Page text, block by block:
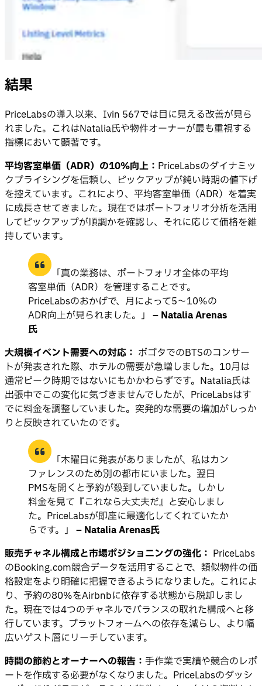
結果
PriceLabsの導入以来、Ivin 567では目に見える改善が見ら
れました。これはNatalia氏や物件オーナーが最も重視する
指標において顕著です。
平均客室単価（ADR）の10%向上： PriceLabsのダイナミッ
クプライシングを信頼し、ピックアップが鈍い時期の値下げ
を控えています。これにより、平均客室単価（ADR）を着実
に成長させてきました。現在ではポートフォリオ分析を活用
してピックアップが順調かを確認し、それに応じて価格を維
持しています。
「真の業務は、ポートフォリオ全体の平均
客室単価（ADR）を管理することです。
PriceLabsのおかげで、月によって5〜10%の
ADR向上が見られました。」 – Natalia Arenas
氏
大規模イベント需要への対応： ボゴタでのBTSのコンサー
トが発表された際、ホテルの需要が急増しました。10月は
通常ピーク時期ではないにもかかわらずです。Natalia氏は
出張中でこの変化に気づきませんでしたが、PriceLabsはす
でに料金を調整していました。突発的な需要の増加がしっか
りと反映されていたのです。
「木曜日に発表がありましたが、私はカン
ファレンスのため別の都市にいました。翌日
PMSを開くと予約が殺到していました。しかし
料金を見て『これなら大丈夫だ』と安心しまし
た。PriceLabsが即座に最適化してくれていたか
らです。」 – Natalia Arenas氏
販売チャネル構成と市場ポジショニングの強化： PriceLabs
のBooking.com競合データを活用することで、類似物件の価
格設定をより明確に把握できるようになりました。これによ
り、予約の80%をAirbnbに依存する状態から脱却しまし
た。現在では4つのチャネルでバランスの取れた構成へと移
行しています。プラットフォームへの依存を減らし、より幅
広いゲスト層にリーチしています。
時間の節約とオーナーへの報告： 手作業で実績や競合のレポ
ートを作成する必要がなくなりました。PriceLabsのダッシ